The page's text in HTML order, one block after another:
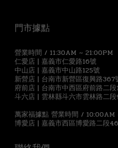
門市據點
營業時間 / 11:30AM ~ 21:00PM
仁愛店 | 嘉義市仁愛路16號
中山店 | 嘉義市中山路125號
新營店 | 台南市新營區復興路367
府前店 | 台南市中西區府前路二段
斗六店 | 雲林縣斗六市雲林路二
萬家福據點 營業時間 / 10:00AM
博愛店 | 嘉義市西區博愛路二段